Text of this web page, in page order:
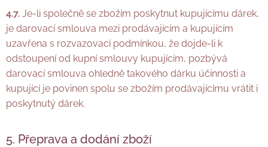
4.7. Je-li společně se zbožím poskytnut kupujícímu dárek,
je darovací smlouva mezi prodávajícím a kupujícím
uzavřena s rozvazovací podmínkou, že dojde-li k
odstoupení od kupní smlouvy kupujícím, pozbývá
darovací smlouva ohledně takového dárku účinnosti a
kupující je povinen spolu se zbožím prodávajícímu vrátit i
poskytnutý dárek.
5. Přeprava a dodání zboží